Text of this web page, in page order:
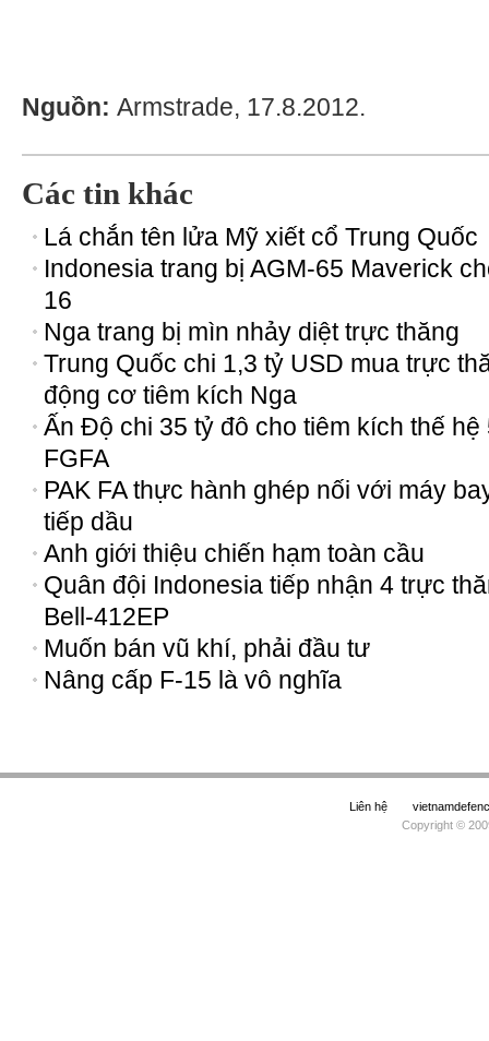
Nguồn: Armstrade, 17.8.2012.
Các tin khác
Lá chắn tên lửa Mỹ xiết cổ Trung Quốc
Indonesia trang bị AGM-65 Maverick
16
Nga trang bị mìn nhảy diệt trực thăng
Trung Quốc chi 1,3 tỷ USD mua trực
động cơ tiêm kích Nga
Ấn Độ chi 35 tỷ đô cho tiêm kích thế hệ
FGFA
PAK FA thực hành ghép nối với máy
tiếp dầu
Anh giới thiệu chiến hạm toàn cầu
Quân đội Indonesia tiếp nhận 4 trực
Bell-412EP
Muốn bán vũ khí, phải đầu tư
Nâng cấp F-15 là vô nghĩa
Liên hệ
Copyright ©